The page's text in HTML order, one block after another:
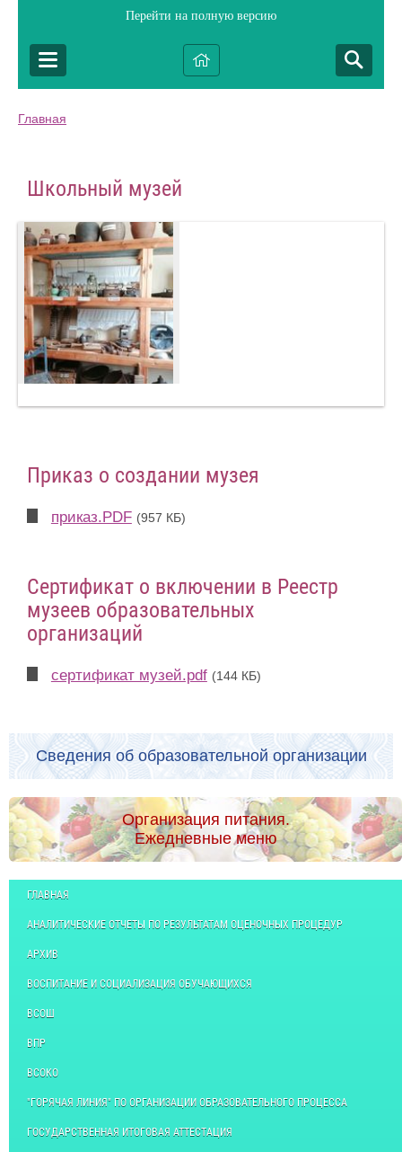
Перейти на полную версию
Главная
Школьный музей
Приказ о создании музея
приказ.PDF (957 КБ)
Сертификат о включении в Реестр
музеев образовательных
организаций
сертификат музей.pdf (144 КБ)
Сведения об образовательной организации
Организация питания.
Ежедневные меню
ГЛАВНАЯ
АНАЛИТИЧЕСКИЕ ОТЧЕТЫ ПО РЕЗУЛЬТАТАМ ОЦЕНОЧНЫХ ПРОЦЕДУР
АРХИВ
ВОСПИТАНИЕ И СОЦИАЛИЗАЦИЯ ОБУЧАЮЩИХСЯ
ВСОШ
ВПР
ВСОКО
"ГОРЯЧАЯ ЛИНИЯ" ПО ОРГАНИЗАЦИИ ОБРАЗОВАТЕЛЬНОГО ПРОЦЕССА
ГОСУДАРСТВЕННАЯ ИТОГОВАЯ АТТЕСТАЦИЯ